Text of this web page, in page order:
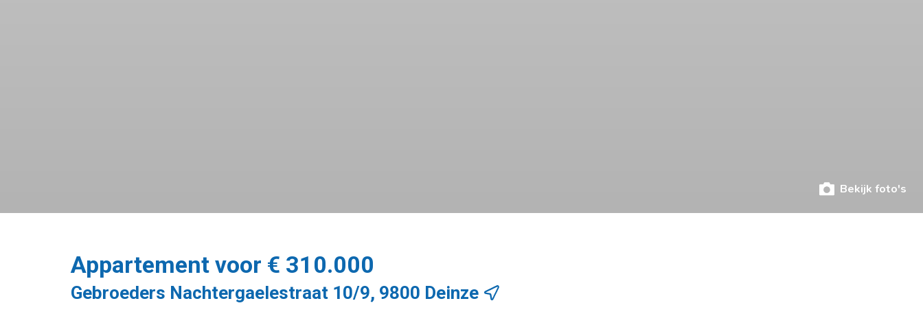
Bekijk foto's
Appartement voor € 310.000
Gebroeders Nachtergaelestraat 10/9, 9800 Deinze